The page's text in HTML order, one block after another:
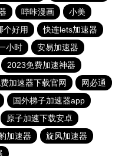
哔咔漫画
小美
个好用
快连lets加速器
小时
安易加速器
2023免费加速神器
加速器下载官网
网必通
国外梯子加速器app
原子加速下载安卓
加速器
旋风加速器